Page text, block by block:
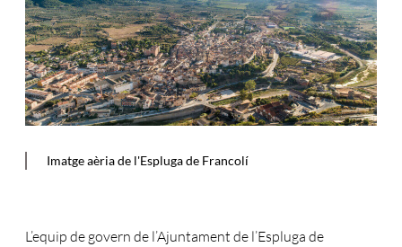
Imatge aèria de l'Espluga de Francolí
L’equip de govern de l’Ajuntament de l’Espluga de